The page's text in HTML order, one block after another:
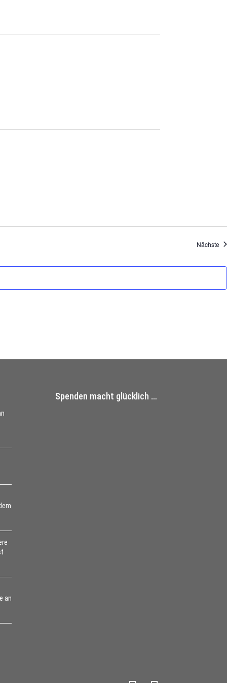
Nächste
an
Spenden macht glücklich …